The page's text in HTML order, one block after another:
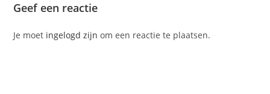
Geef een reactie
Je moet ingelogd zijn om een reactie te plaatsen.